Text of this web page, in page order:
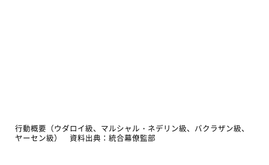
行動概要（ウダロイ級、マルシャル・ネデリン級、バクラザン級、
ヤーセン級） 資料出典：統合幕僚監部